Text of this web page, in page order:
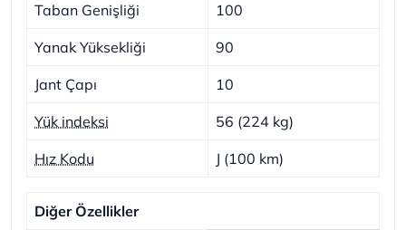
Taban Genişliği 100
Yanak Yüksekliği 90
Jant Çapı 10
Yük indeksi 56 (224 kg)
Hız Kodu J (100 km)
Diğer Özellikler